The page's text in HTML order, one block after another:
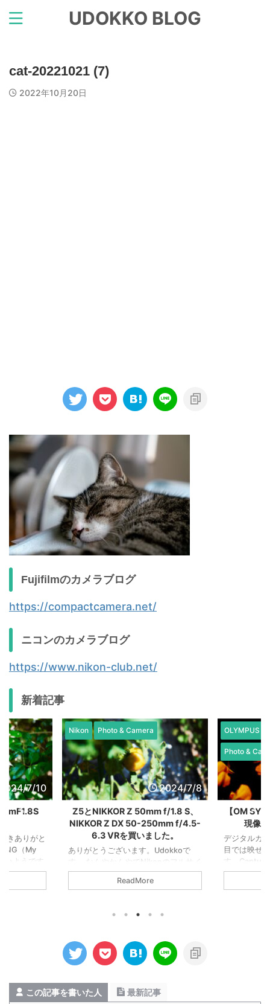
UDOKKO BLOG
cat-20221021 (7)
2022年10月20日
Fujifilmのカメラブログ
https://compactcamera.net/
ニコンのカメラブログ
https://www.nikon-club.net/
新着記事
7/10
きありがと
（My
ようです
表現させて
じます。夜
Nikon Photo & Camera
2024/7/8
Z5とNIKKOR Z 50mm f/1.8 S、
NIKKOR Z DX 50-250mm f/4.5-
6.3 VRを買いました。
ありがとうございます。Udokkoで
す。 なんやかんやでNikonのフルサイ
ズ機、Z5を購入しました。Nikonデビ
ューです。よろしくお願いいたしま
6.3 VRの2本です。結局50mmばっか
も良さそうだったので、日常使いは
50mm一本。子どものイベントではや
はり望遠がいるので、DXモードで望
判断でした。 まだ手になじんでい ...
ReadMore
OLYMPUS /
Photo &
【OM
現像
デジタルカ
目では映せ
す。
ったRAWデ
この記事を書いた人 最新記事